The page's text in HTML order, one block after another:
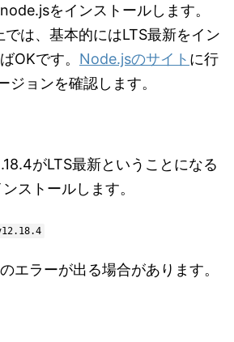
をインストールします。
は、基本的にはLTS最新をイン
OKです。 Node.jsのサイト に行
ジョンを確認します。
がLTS最新ということになる
ストールします。
エラーが出る場合があります。